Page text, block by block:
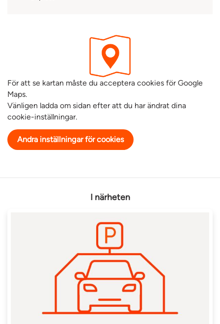
För att se kartan måste du acceptera cookies för Google
Maps.
Vänligen ladda om sidan efter att du har ändrat dina
cookie-inställningar.
Andra inställningar för cookies
I närheten